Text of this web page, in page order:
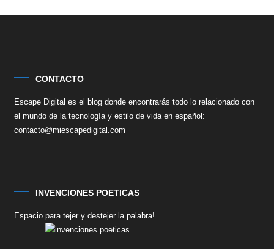
CONTACTO
Escape Digital es el blog donde encontrarás todo lo relacionado con
el mundo de la tecnología y estilo de vida en español:
contacto@miescapedigital.com
INVENCIONES POETICAS
Espacio para tejer y destejer la palabra!